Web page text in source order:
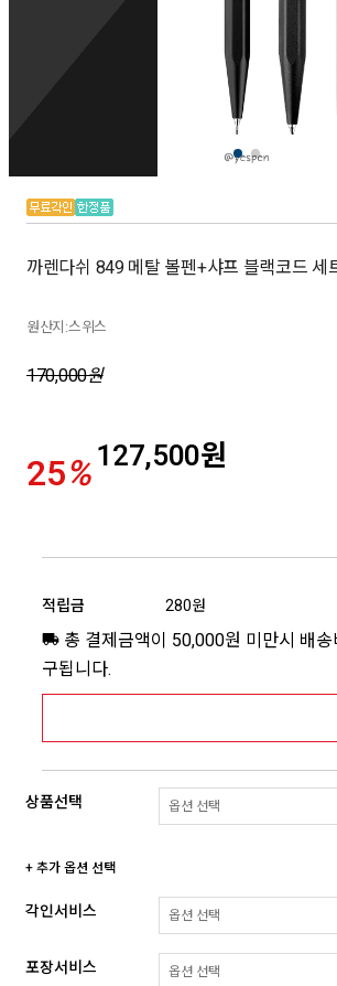
까렌다쉬 849 메탈 볼펜+샤프 블랙코드 세
원산지:스위스
170,000원
25%127,500원
적립금 280원
총 결제금액이 50,000원 미만시 배
구됩니다.
상품선택
+ 추가 옵션 선택
각인서비스
포장서비스